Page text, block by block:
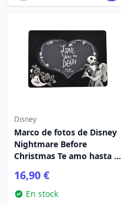
Disney
Marco de fotos de Disney
Nightmare Before
Christmas Te amo hasta la
16,90 €
En stock